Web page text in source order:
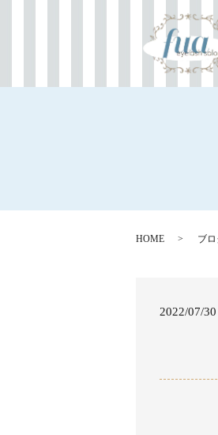
HOME ブ
2022/07/30